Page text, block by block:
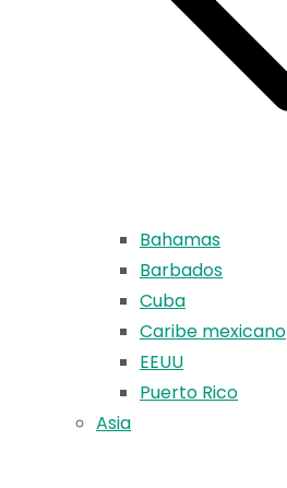
Bahamas
Barbados
Cuba
Caribe mexicano
EEUU
Puerto Rico
Asia